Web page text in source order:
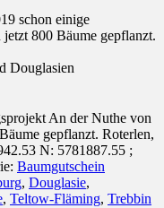
schon einige
800 Bäume gepflanzt.
Douglasien
An der Nuthe von
gepflanzt. Roterlen,
N: 5781887.55 ;
Baumgutschein
, Douglasie,
, Teltow-Fläming, Trebbin